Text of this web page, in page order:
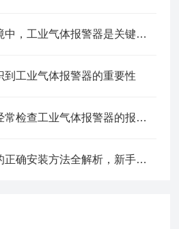
在气体风险的作业环境中，工业气体报警器是关键的一道防线
到工业气体报警器的重要性
危险石油化工企业要经常检查工业气体报警器的报警效果
无线可燃气体报警器的正确安装方法全解析，新手也能轻松上手